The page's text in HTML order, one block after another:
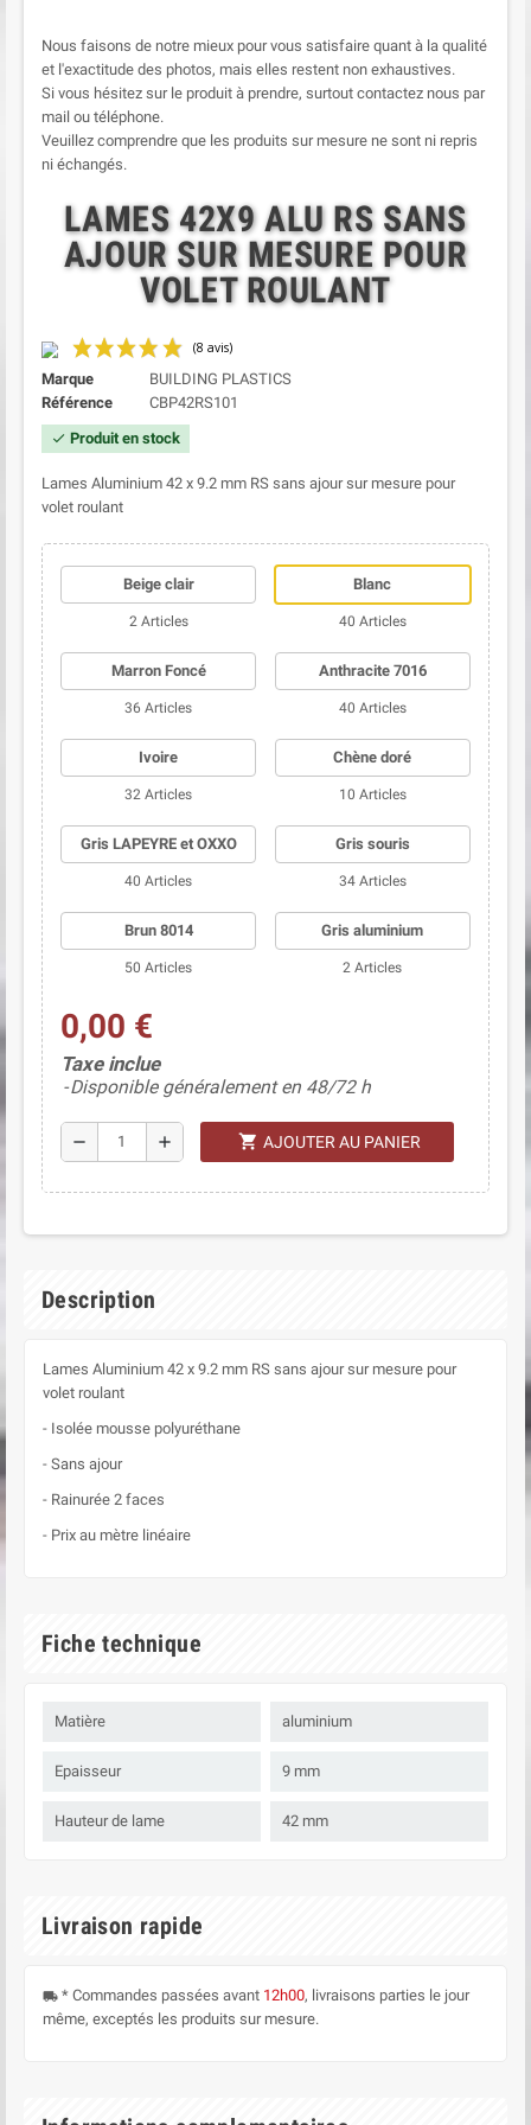
Nous faisons de notre mieux pour vous satisfaire quant à la qualité
et l'exactitude des photos, mais elles restent non exhaustives.
Si vous hésitez sur le produit à prendre, surtout contactez nous par
mail ou téléphone.
Veuillez comprendre que les produits sur mesure ne sont ni repris
ni échangés.
LAMES 42X9 ALU RS SANS
AJOUR SUR MESURE POUR
VOLET ROULANT
(8 avis)
Marque
BUILDING PLASTICS
Référence
CBP42RS101
check Produit en stock
Lames Aluminium 42 x 9.2 mm RS sans ajour sur mesure pour
volet roulant
Beige clair
2 Articles
Blanc
40 Articles
Marron Foncé
36 Articles
Anthracite 7016
40 Articles
Ivoire
32 Articles
Chène doré
10 Articles
Gris LAPEYRE et OXXO
40 Articles
Gris souris
34 Articles
Brun 8014
50 Articles
Gris aluminium
2 Articles
0,00 €
Taxe inclue
Disponible généralement en 48/72 h
remove add shopping_cart AJOUTER AU PANIER
Description
Lames Aluminium 42 x 9.2 mm RS sans ajour sur mesure pour
volet roulant
- Isolée mousse polyuréthane
- Sans ajour
- Rainurée 2 faces
- Prix au mètre linéaire
Fiche technique
Matière aluminium
Epaisseur 9 mm
Hauteur de lame 42 mm
Livraison rapide
local_shipping * Commandes passées avant 12h00, livraisons parties le jour
même, exceptés les produits sur mesure.